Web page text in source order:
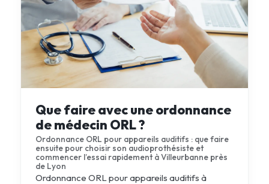
Que faire avec une ordonnance
de médecin ORL ?
Ordonnance ORL pour appareils auditifs : que faire
ensuite pour choisir son audioprothésiste et
commencer l’essai rapidement à Villeurbanne près
de Lyon
Ordonnance ORL pour appareils auditifs à